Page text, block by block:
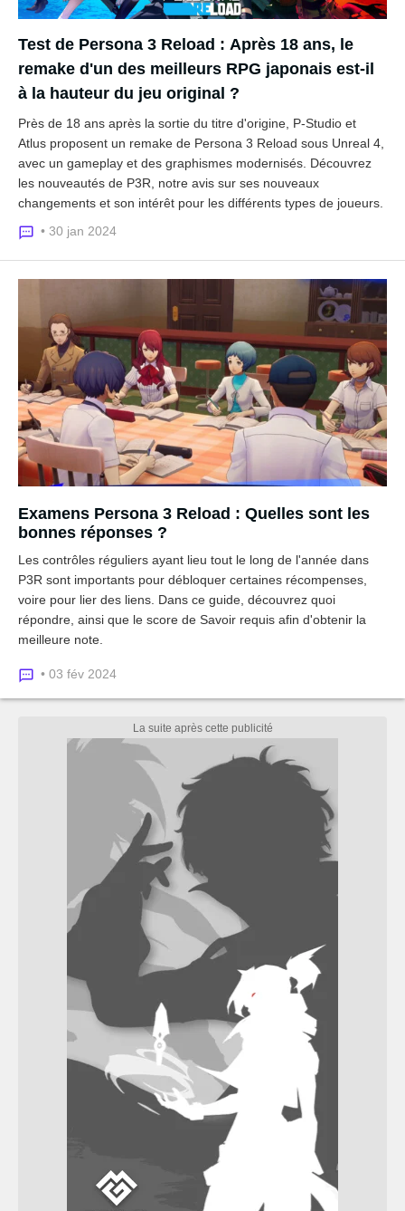
Test de Persona 3 Reload : Après 18 ans, le
remake d'un des meilleurs RPG japonais est-il
à la hauteur du jeu original ?
Près de 18 ans après la sortie du titre d'origine, P-Studio et
Atlus proposent un remake de Persona 3 Reload sous Unreal 4,
avec un gameplay et des graphismes modernisés. Découvrez
les nouveautés de P3R, notre avis sur ses nouveaux
changements et son intérêt pour les différents types de joueurs.
• 30 jan 2024
Examens Persona 3 Reload : Quelles sont les
bonnes réponses ?
Les contrôles réguliers ayant lieu tout le long de l'année dans
P3R sont importants pour débloquer certaines récompenses,
voire pour lier des liens. Dans ce guide, découvrez quoi
répondre, ainsi que le score de Savoir requis afin d'obtenir la
meilleure note.
• 03 fév 2024